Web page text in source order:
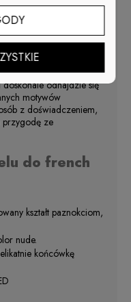
żel do
tworzenia
to nie jego jedynie
odnajdzie się
motywów
z doświadczeniem,
przygodę ze
do french
kształt paznokciom,
nude.
końcówkę